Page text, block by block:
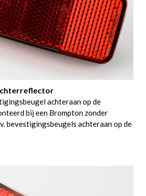
achteraan op de
bij een Brompton zonder
bevestigingsbeugels achteraan op de